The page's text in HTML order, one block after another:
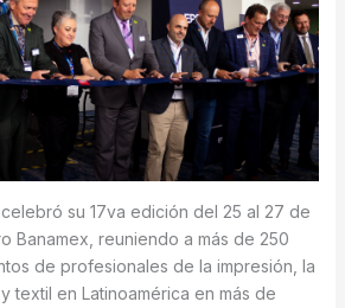
su 17va edición del 25 al 27 de
Banamex, reuniendo a más de 250
de profesionales de la impresión, la
textil en Latinoamérica en más de